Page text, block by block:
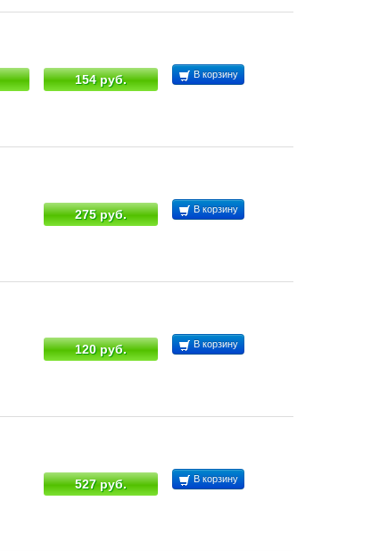
154 руб. В корзину
275 руб. В корзину
120 руб. В корзину
527 руб. В корзину